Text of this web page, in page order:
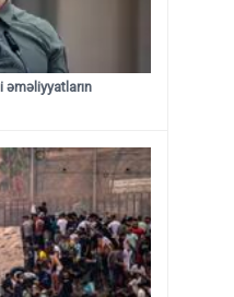
əməliyyatların